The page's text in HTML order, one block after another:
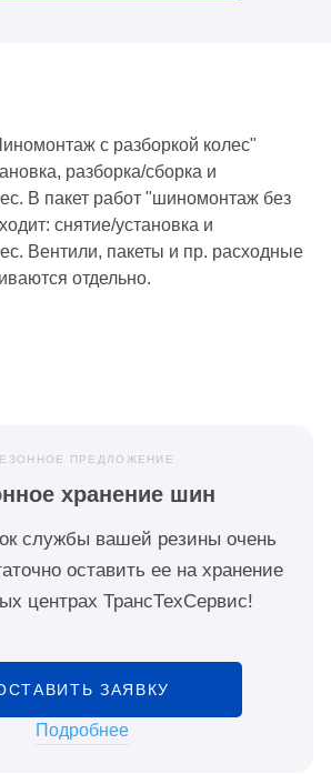
с разборкой колес"
разборка/сборка и
В пакет работ "шиномонтаж без
снятие/установка и
Вентили, пакеты и пр. расходные
отдельно.
ПРЕДЛОЖЕНИЕ
хранение шин
службы вашей резины очень
оставить ее на хранение
центрах ТрансТехСервис!
ЗАЯВКУ
Подробнее